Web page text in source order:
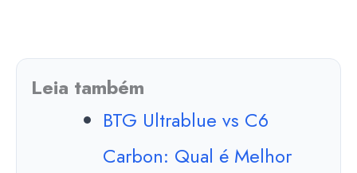
Leia também
BTG Ultrablue vs C6
Carbon: Qual é Melhor